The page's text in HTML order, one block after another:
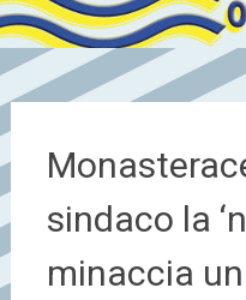
sindaco la
minaccia